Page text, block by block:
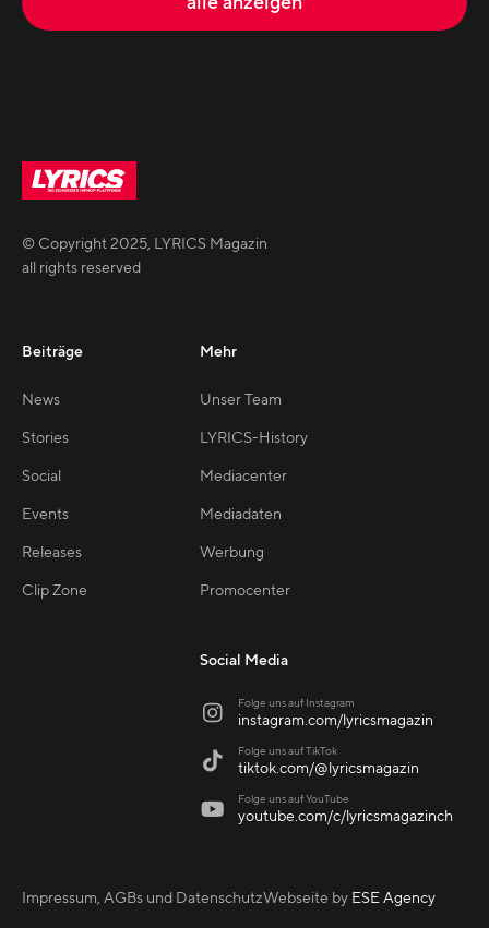
© Copyright2025, LYRICS Magazin
all rights reserved
Beiträge
News
Stories
Social
Events
Releases
Clip Zone
Mehr
Unser Team
LYRICS-History
Mediacenter
Mediadaten
Werbung
Promocenter
Social Media
 Folge uns auf Instagram
instagram.com/lyricsmagazin
 Folge uns auf TikTok
tiktok.com/@lyricsmagazin
 Folge uns auf YouTube
youtube.com/c/lyricsmagazinch
Impressum, AGBs und DatenschutzWebseite by ESE Agency